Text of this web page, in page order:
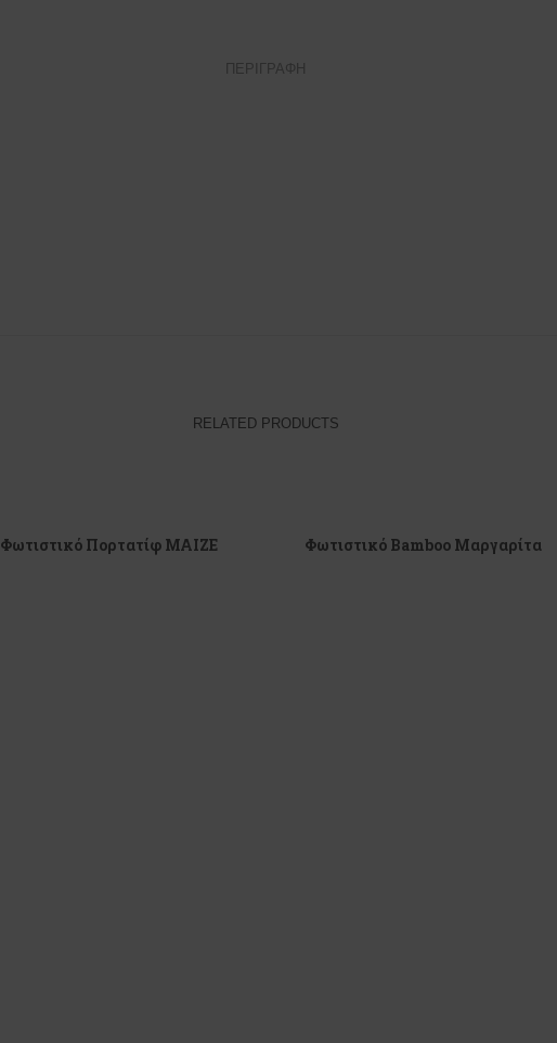
ΠΕΡΙΓΡΑΦΉ
RELATED PRODUCTS
Φωτιστικό Πορτατίφ MAIZE Φωτιστικό Bamboo Μαργαρίτα